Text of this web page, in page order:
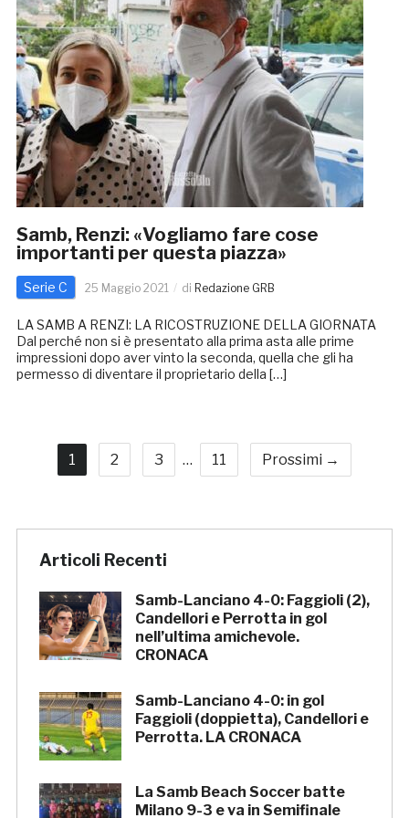
Samb, Renzi: «Vogliamo fare cose
importanti per questa piazza»
Serie C 25 Maggio 2021 di Redazione GRB
LA SAMB A RENZI: LA RICOSTRUZIONE DELLA GIORNATA
Dal perché non si è presentato alla prima asta alle prime
impressioni dopo aver vinto la seconda, quella che gli ha
permesso di diventare il proprietario della […]
1 2 3 … 11 Prossimi →
Articoli Recenti
Samb-Lanciano 4-0: Faggioli (2),
Candellori e Perrotta in gol
nell’ultima amichevole.
CRONACA
Samb-Lanciano 4-0: in gol
Faggioli (doppietta), Candellori e
Perrotta. LA CRONACA
La Samb Beach Soccer batte
Milano 9-3 e va in Semifinale